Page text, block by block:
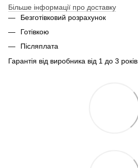
Більше інформації про доставку
Безготівковий розрахунок
Готівкою
Післяплата
Гарантія від виробника від 1 до 3 років.